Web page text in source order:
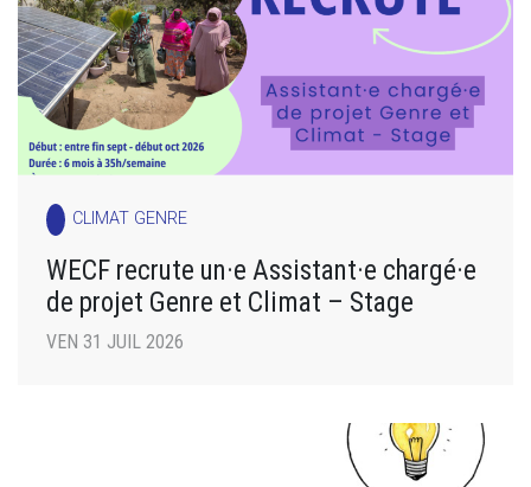
CLIMAT GENRE
WECF recrute un·e Assistant·e chargé·e
de projet Genre et Climat – Stage
VEN 31 JUIL 2026